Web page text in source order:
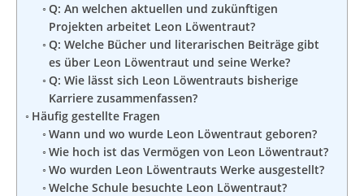
Q: An welchen aktuellen und zukünftigen
Projekten arbeitet Leon Löwentraut?
Q: Welche Bücher und literarischen Beiträge gibt
es über Leon Löwentraut und seine Werke?
Q: Wie lässt sich Leon Löwentrauts bisherige
Karriere zusammenfassen?
Häufig gestellte Fragen
Wann und wo wurde Leon Löwentraut geboren?
Wie hoch ist das Vermögen von Leon Löwentraut?
Wo wurden Leon Löwentrauts Werke ausgestellt?
Welche Schule besuchte Leon Löwentraut?